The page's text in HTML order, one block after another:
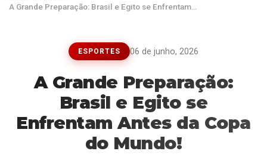
A Grande Preparação: Brasil e Egito se Enfrentam…
ESPORTES 06 de junho, 2026
A Grande Preparação:
Brasil e Egito se
Enfrentam Antes da Copa
do Mundo!